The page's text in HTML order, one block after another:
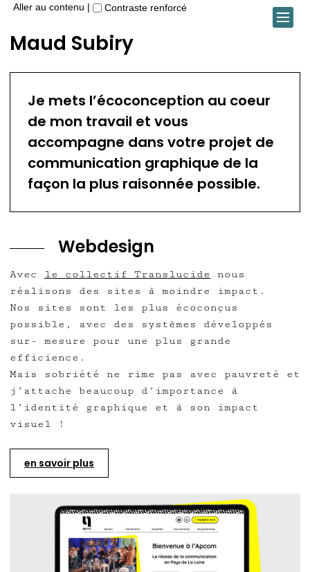
Aller au contenu | Contraste renforcé
Maud Subiry
Je mets l’écoconception au coeur
de mon travail et vous
accompagne dans votre projet de
communication graphique de la
façon la plus raisonnée possible.
Webdesign
Avec le collectif Translucide
nous
réalisons des sites à moindre impact.
Nos sites sont les plus écoconçus
possible, avec des systèmes développés
sur- mesure pour une plus grande
efficience.
Mais sobriété ne rime pas avec pauvreté et
j’attache beaucoup d’importance à
l’identité graphique et à son impact
visuel !
en savoir plus